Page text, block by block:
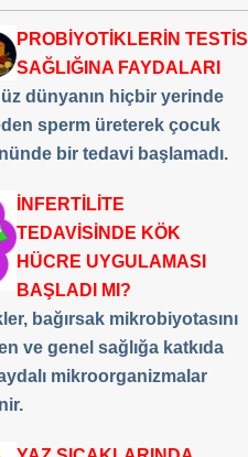
PROBİYOTİKLERİN TESTİS
SAĞLIĞINA FAYDALARI
dünyanın hiçbir yerinde
sperm üreterek çocuk
bir tedavi başlamadı.
İNFERTİLİTE
TEDAVİSİNDE KÖK
HÜCRE UYGULAMASI
BAŞLADI MI?
bağırsak mikrobiyotasını
ve genel sağlığa katkıda
mikroorganizmalar